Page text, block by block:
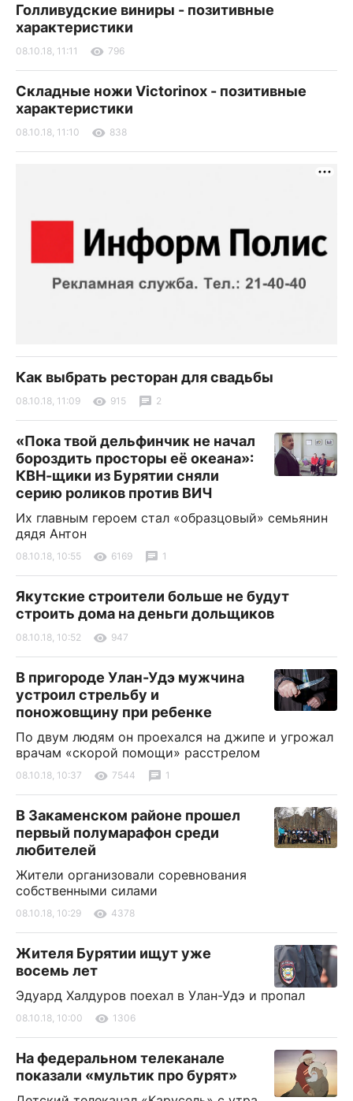
Голливудские виниры - позитивные
характеристики
08.10.18, 11:11 796
Складные ножи Victorinox - позитивные
характеристики
08.10.18, 11:10 838
Как выбрать ресторан для свадьбы
08.10.18, 11:09 915 2
«Пока твой дельфинчик не начал
бороздить просторы её океана»:
КВН-щики из Бурятии сняли
серию роликов против ВИЧ
Их главным героем стал «образцовый» семьянин
дядя Антон
08.10.18, 10:55 6169 1
Якутские строители больше не будут
строить дома на деньги дольщиков
08.10.18, 10:52 947
В пригороде Улан-Удэ мужчина
устроил стрельбу и
поножовщину при ребенке
По двум людям он проехался на джипе и угрожал
врачам «скорой помощи» расстрелом
08.10.18, 10:37 7544 1
В Закаменском районе прошел
первый полумарафон среди
любителей
Жители организовали соревнования
собственными силами
08.10.18, 10:29 4378
Жителя Бурятии ищут уже
восемь лет
Эдуард Халдуров поехал в Улан-Удэ и пропал
08.10.18, 10:00 1306
На федеральном телеканале
показали «мультик про бурят»